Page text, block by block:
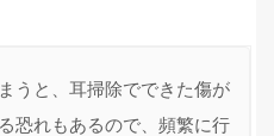
うと、耳掃除でできた傷が
恐れもあるので、頻繁に行